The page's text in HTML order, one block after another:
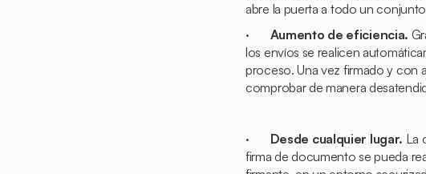
abre la puerta a todo un
· Aumento de eficiencia.
los envíos se realicen
proceso. Una vez firmado y con
comprobar de manera
· Desde cualquier lugar. La
firma de documento se pueda